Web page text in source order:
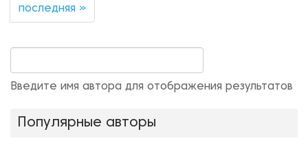
последняя »
Введите имя автора для отображения результатов
Популярные авторы